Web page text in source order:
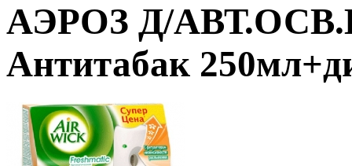
АЭРОЗ Д/
Антитабак